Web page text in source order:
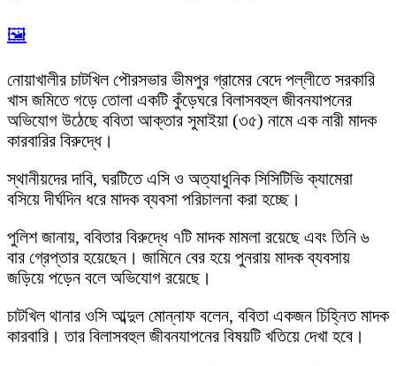
🖼️
নোয়াখালীর চাটখিল পৌরসভার ভীমপুর গ্রামের বেদে পল্লীতে সরকারি
খাস জমিতে গড়ে তোলা একটি কুঁড়েঘরে বিলাসবহুল জীবনযাপনের
অভিযোগ উঠেছে ববিতা আক্তার সুমাইয়া (৩৫) নামে এক নারী মাদক
কারবারির বিরুদ্ধে।
স্থানীয়দের দাবি, ঘরটিতে এসি ও অত্যাধুনিক সিসিটিভি ক্যামেরা
বসিয়ে দীর্ঘদিন ধরে মাদক ব্যবসা পরিচালনা করা হচ্ছে।
পুলিশ জানায়, ববিতার বিরুদ্ধে ৭টি মাদক মামলা রয়েছে এবং তিনি ৬
বার গ্রেপ্তার হয়েছেন। জামিনে বের হয়ে পুনরায় মাদক ব্যবসায়
জড়িয়ে পড়েন বলে অভিযোগ রয়েছে।
চাটখিল থানার ওসি আব্দুল মোন্নাফ বলেন, ববিতা একজন চিহ্নিত মাদক
কারবারি। তার বিলাসবহুল জীবনযাপনের বিষয়টি খতিয়ে দেখা হবে।